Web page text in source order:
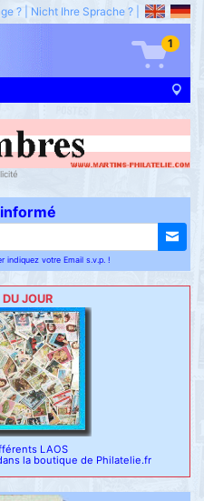
? Nicht Ihre Sprache ?
1
indiquez votre Email s.v.p. !
JOUR
LAOS
la boutique de Philatelie.fr